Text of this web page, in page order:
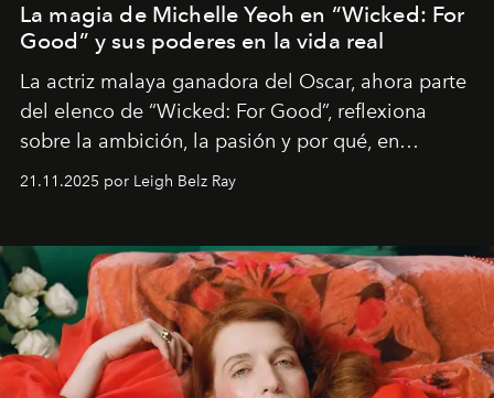
La magia de Michelle Yeoh en “Wicked: For
Good” y sus poderes en la vida real
La actriz malaya ganadora del Oscar, ahora parte
del elenco de “Wicked: For Good”, reflexiona
sobre la ambición, la pasión y por qué, en
ocasiones, la introspección puede esperar. “Es
importa si no lo entienden’”, confiesa.
21.11.2025 por Leigh Belz Ray